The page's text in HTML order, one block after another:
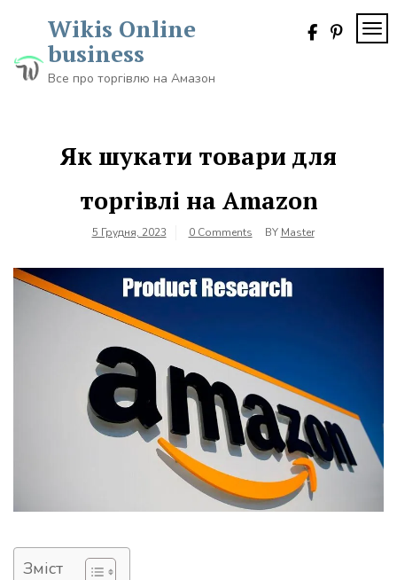
Wikis Online
business
Все про торгівлю на Амазон
Як шукати товари для
торгівлі на Amazon
5 Грудня, 2023 0 Comments BY Master
Зміст